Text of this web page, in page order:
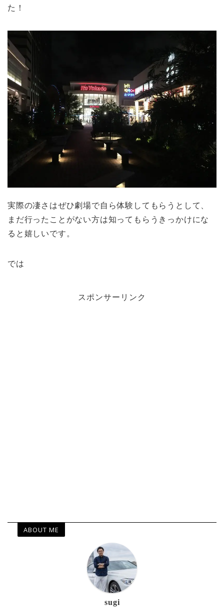
た！
実際の凄さはぜひ劇場で自ら体験してもらうとして、
まだ行ったことがない方は知ってもらうきっかけにな
ると嬉しいです。
では
スポンサーリンク
ABOUT ME
sugi